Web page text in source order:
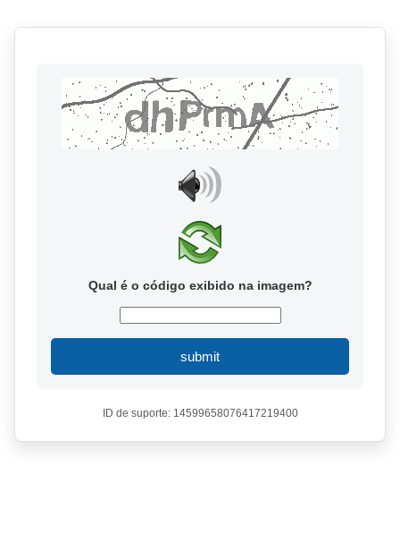
Qual é o código exibido na imagem?
submit
ID de suporte: 14599658076417219400